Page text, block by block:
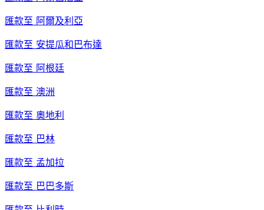
匯款至 阿爾及利亞
匯款至 安提瓜和巴布達
匯款至 阿根廷
匯款至 澳洲
匯款至 奧地利
匯款至 巴林
匯款至 孟加拉
匯款至 巴巴多斯